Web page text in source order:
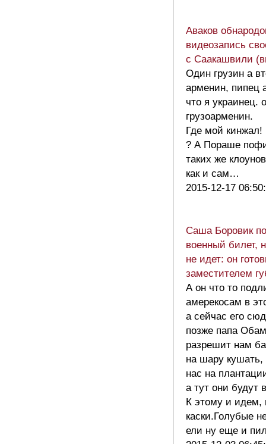
Аваков
видеозапись
с Саакашвили
Один грузин а
арменин, пипец
что я украинец.
грузоарменин.
Где мой кинжал!
? А Пораше
таких же клоунов
как и сам…
2015-12-17
Саша Боровик
военный билет,
не идет: он
заместителем
А он что то
амерекосам в
а сейчас его
позже папа
разрешит нам
на шару кушать,
нас на
а тут они будут
К этому и идем,
каски.Голубые
ели ну еще и